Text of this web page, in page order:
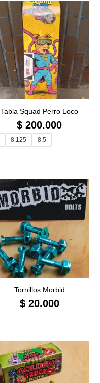
Tabla Squad Perro Loco
$ 200.000
8.125 8.5
Tornillos Morbid
$20.000